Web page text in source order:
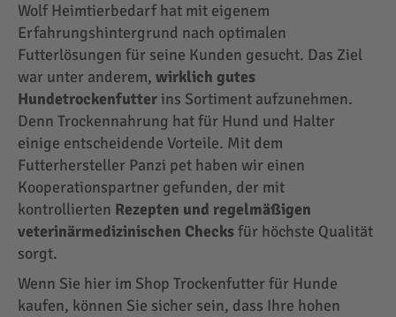
Wolf Heimtierbedarf hat mit eigenem
Erfahrungshintergrund nach optimalen
Futterlösungen für seine Kunden gesucht. Das Ziel
war unter anderem, wirklich gutes
Hundetrockenfutter ins Sortiment aufzunehmen.
Denn Trockennahrung hat für Hund und Halter
einige entscheidende Vorteile. Mit dem
Futterhersteller Panzi pet haben wir einen
Kooperationspartner gefunden, der mit
kontrollierten Rezepten und regelmäßigen
veterinärmedizinischen Checksfür höchste Qualität
sorgt.
Wenn Sie hier im Shop Trockenfutter für Hunde
kaufen, können Sie sicher sein, dass Ihre hohen